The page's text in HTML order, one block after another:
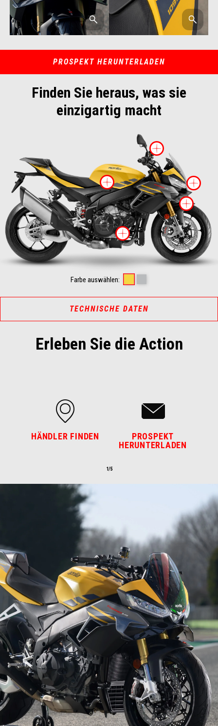
PROSPEKT HERUNTERLADEN
Finden Sie heraus, was sie
einzigartig macht
mehr
mehr
Farbe auswählen:
TECHNISCHE DATEN
Erleben Sie die Action
HÄNDLER FINDEN
PROSPEKT
HERUNTERLADEN
1/5